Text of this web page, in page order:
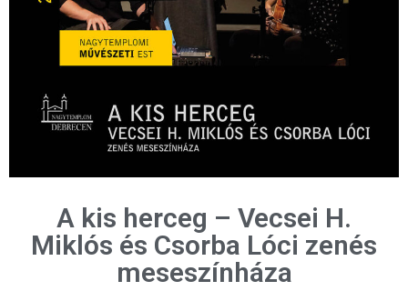
A kis herceg – Vecsei H.
Miklós és Csorba Lóci zenés
meseszínháza